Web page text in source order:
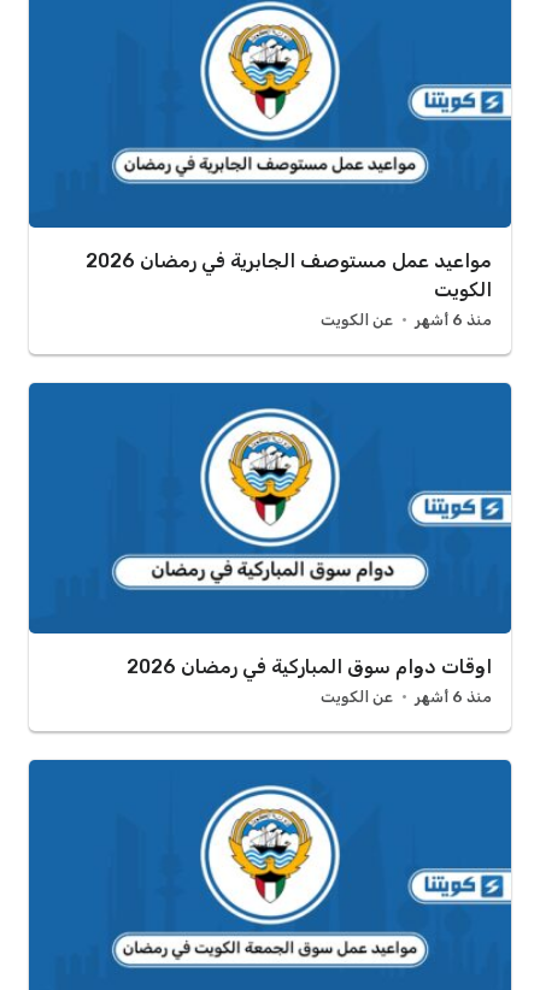
مواعيد عمل مستوصف الجابرية في رمضان 2026
الكويت
منذ 6 أشهر عن الكويت
اوقات دوام سوق المباركية في رمضان 2026
منذ 6 أشهر عن الكويت